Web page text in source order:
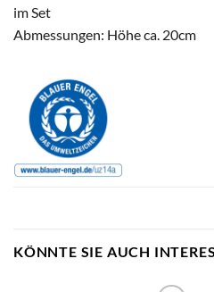
im Set
Abmessungen: Höhe ca. 20cm
KÖNNTE SIE AUCH